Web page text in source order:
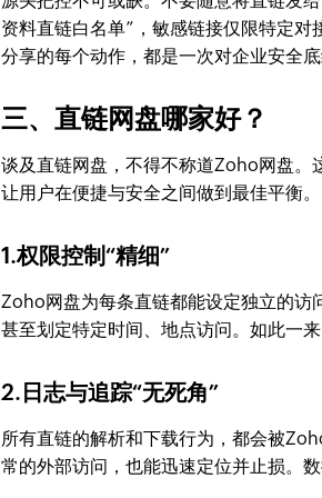
资料直链白名单”，敏感链接仅限特定对
分享的每个动作，都是一次对企业安全底
三、直链网盘哪家好？
谈及直链网盘，不得不称道Zoho网盘。
让用户在便捷与安全之间做到最佳平衡。
1.权限控制“精细”
Zoho网盘为每条直链都能设定独立的访
甚至划定特定时间、地点访问。如此一
2.日志与追踪“无死角”
所有直链的解析和下载行为，都会被
常的外部访问，也能迅速定位并止损。